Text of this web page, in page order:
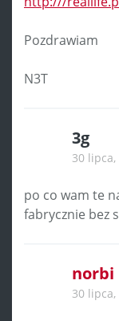
Pozdrawiam
N3T
3g
30 lipca,
po co wam te
fabrycznie bez
norbi
30 lipca,